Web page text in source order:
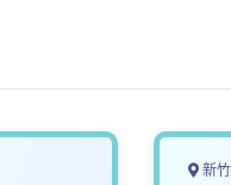
新